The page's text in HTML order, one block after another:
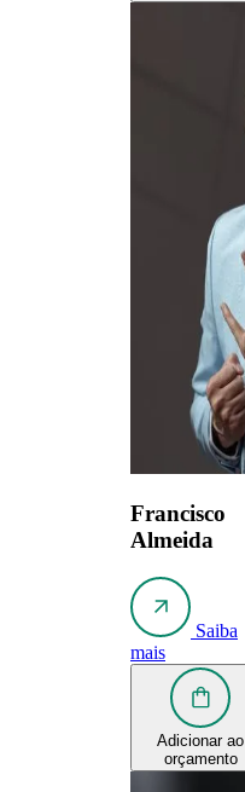
Francisco
Almeida
Saiba
mais
Adicionar ao
orçamento